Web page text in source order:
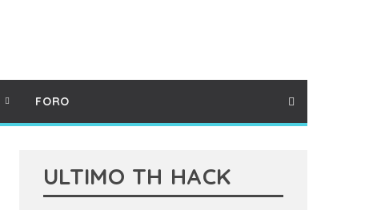
FORO
ULTIMO TH HACK